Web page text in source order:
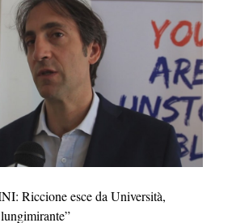
Riccione esce da Università,